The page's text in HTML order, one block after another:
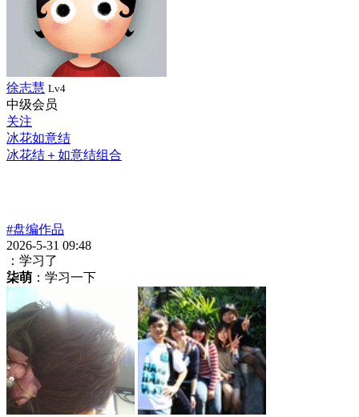
徐志慧 Lv4
中级会员
关注
冰花如意结
冰花结＋如意结组合
#盘编作品
2026-5-31 09:48
：学习了
柒萌 ：学习一下